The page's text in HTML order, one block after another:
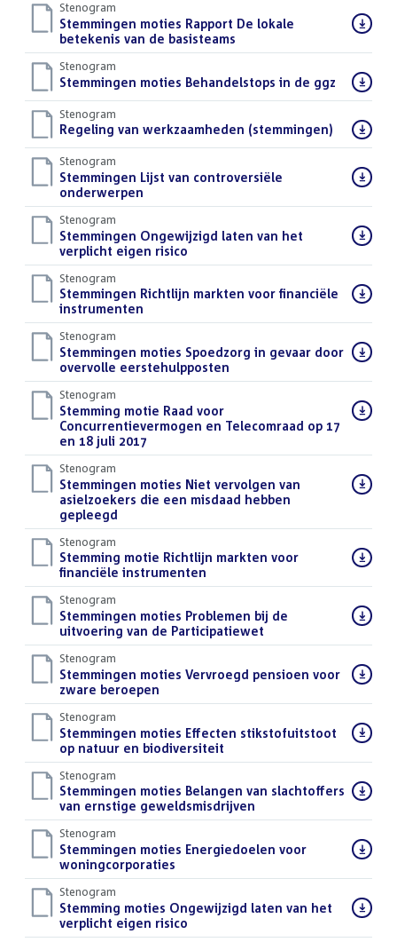
Stenogram
Download
bestand:
Stemmingen moties Rapport De lokale
betekenis van de basisteams
Stenogram
Download
bestand:
Stemmingen moties Behandelstops in de ggz
Stenogram
Download
bestand:
Regeling van werkzaamheden (stemmingen)
Stenogram
Download
bestand:
Stemmingen Lijst van controversiële
onderwerpen
Stenogram
Download
bestand:
Stemmingen Ongewijzigd laten van het
verplicht eigen risico
Stenogram
Download
bestand:
Stemmingen Richtlijn markten voor financiële
instrumenten
Stenogram
Download
bestand:
Stemmingen moties Spoedzorg in gevaar door
overvolle eerstehulpposten
Stenogram
Download
bestand:
Stemming motie Raad voor
Concurrentievermogen en Telecomraad op 17
en 18 juli 2017
Stenogram
Download
bestand:
Stemmingen moties Niet vervolgen van
asielzoekers die een misdaad hebben
gepleegd
Stenogram
Download
bestand:
Stemming motie Richtlijn markten voor
financiële instrumenten
Stenogram
Download
bestand:
Stemmingen moties Problemen bij de
uitvoering van de Participatiewet
Stenogram
Download
bestand:
Stemmingen moties Vervroegd pensioen voor
zware beroepen
Stenogram
Download
bestand:
Stemmingen moties Effecten stikstofuitstoot
op natuur en biodiversiteit
Stenogram
Download
bestand:
Stemmingen moties Belangen van slachtoffers
van ernstige geweldsmisdrijven
Stenogram
Download
bestand:
Stemmingen moties Energiedoelen voor
woningcorporaties
Stenogram
Download
bestand:
Stemming moties Ongewijzigd laten van het
verplicht eigen risico